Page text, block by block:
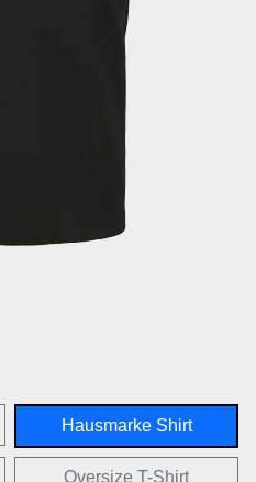
Hausmarke Shirt
Oversize T-Shirt